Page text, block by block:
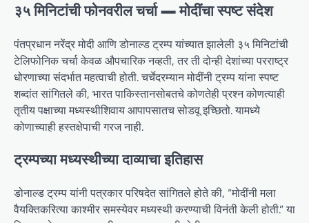
३५ मिनिटांची फोनवरील चर्चा — मोदींचा स्पष्ट संदेश
पंतप्रधान नरेंद्र मोदी आणि डोनाल्ड ट्रम्प यांच्यात झालेली ३५ मिनिटांची
टेलिफोनिक चर्चा केवळ औपचारिक नव्हती, तर ती दोन्ही देशांच्या परराष्ट्र
धोरणाच्या संदर्भात महत्वाची होती. चर्चेदरम्यान मोदींनी ट्रम्प यांना स्पष्ट
शब्दांत सांगितले की, भारत पाकिस्तानसोबतचे कोणतेही प्रश्न कोणत्याही
तृतीय पक्षाच्या मध्यस्थीशिवाय आपापसातच सोडवू इच्छितो. यामध्ये
कोणाच्याही हस्तक्षेपाची गरज नाही.
ट्रम्पच्या मध्यस्थीच्या दाव्याचा इतिहास
डोनाल्ड ट्रम्प यांनी पत्रकार परिषदेत सांगितले होते की, “मोदींनी मला
वैयक्तिकरित्या काश्मीर समस्येवर मध्यस्थी करण्याची विनंती केली होती.” या